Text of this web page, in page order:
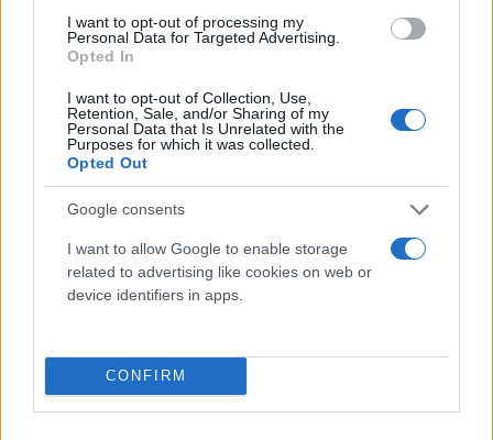
I want to opt-out of processing my
Personal Data for Targeted Advertising.
Opted In
I want to opt-out of Collection, Use,
Retention, Sale, and/or Sharing of my
Personal Data that Is Unrelated with the
Purposes for which it was collected.
Opted Out
Google consents
I want to allow Google to enable storage
related to advertising like cookies on web or
device identifiers in apps.
CONFIRM